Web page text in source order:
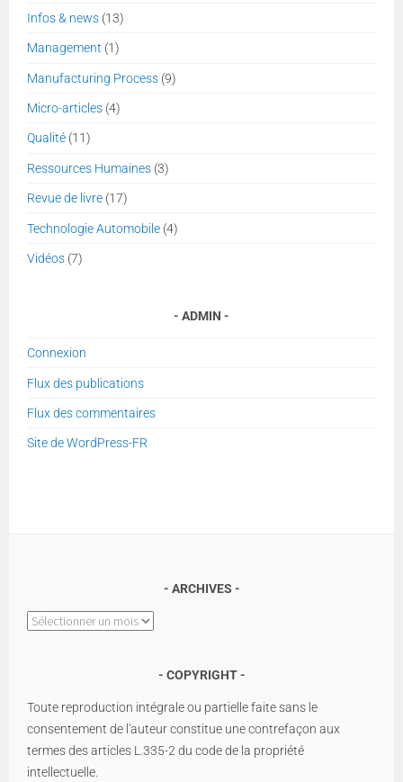
Infos & news (13)
Management (1)
Manufacturing Process (9)
Micro-articles (4)
Qualité (11)
Ressources Humaines (3)
Revue de livre (17)
Technologie Automobile (4)
Vidéos (7)
ADMIN
Connexion
Flux des publications
Flux des commentaires
Site de WordPress-FR
ARCHIVES
Archives
COPYRIGHT
Toute reproduction intégrale ou partielle faite sans le
consentement de l'auteur constitue une contrefaçon aux
termes des articles L.335-2 du code de la propriété
intellectuelle.